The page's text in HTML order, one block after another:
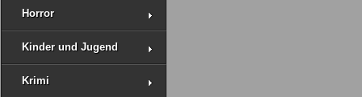
Horror
Kinder und Jugend
Krimi